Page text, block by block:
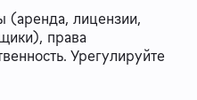
(аренда, лицензии,
права
Урегулируйте